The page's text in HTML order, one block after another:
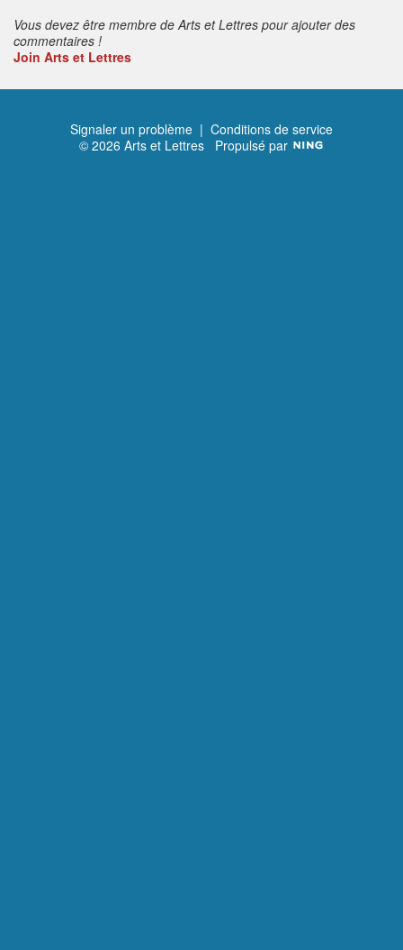
Vous devez être membre de Arts et Lettres pour ajouter des
commentaires !
Join Arts et Lettres
Signaler un problème | Conditions de service
© 2026 Arts et Lettres Propulsé par